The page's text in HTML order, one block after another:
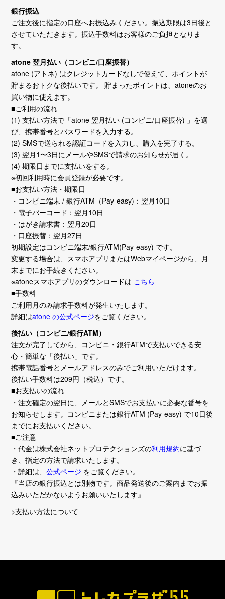
銀行振込
ご注文後に指定の口座へお振込みください。振込期限は3日後と
させていただきます。振込手数料はお客様のご負担となりま
す。
atone 翌月払い（コンビニ/口座振替）
atone (アトネ) はクレジットカードなしで使えて、ポイントが
貯まるおトクな後払いです。 貯まったポイントは、atoneのお
買い物に使えます。
■ご利用の流れ
(1) 支払い方法で「atone 翌月払い (コンビニ/口座振替) 」を選
び、携帯番号とパスワードを入力する。
(2) SMSで送られる認証コードを入力し、購入を完了する。
(3) 翌月1〜3日にメールやSMSで請求のお知らせが届く。
(4) 期限日までに支払いをする。
※初回利用時に会員登録が必要です。
■お支払い方法・期限日
・コンビニ端末 / 銀行ATM（Pay-easy)：翌月10日
・電子バーコード：翌月10日
・はがき請求書：翌月20日
・口座振替：翌月27日
初期設定はコンビニ端末/銀行ATM(Pay-easy) です。
変更する場合は、スマホアプリまたはWebマイページから、月
末までにお手続きください。
※atoneスマホアプリのダウンロードは こちら
■手数料
ご利用月のみ請求手数料が発生いたします。
詳細はatone の公式ページをご覧ください。
後払い（コンビニ/銀行ATM）
注文が完了してから、コンビニ・銀行ATMで支払いできる安
心・簡単な「後払い」です。
携帯電話番号とメールアドレスのみでご利用いただけます。
後払い手数料は209円（税込）です。
■お支払いの流れ
・注文確定の翌日に、メールとSMSでお支払いに必要な番号を
お知らせします。コンビニまたは銀行ATM (Pay-easy) で10日後
までにお支払いください。
■ご注意
・代金は株式会社ネットプロテクションズの利用規約に基づ
き、指定の方法で請求いたします。
・詳細は、公式ページ をご覧ください。
『当店の銀行振込とは別物です。商品発送後のご案内までお振
込みいただかないようお願いいたします』
>支払い方法について